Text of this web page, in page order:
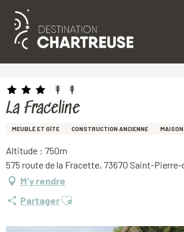
Aller
principal
La Fraceline
MEUBLÉ ET GÎTE CONSTRUCTION ANCIENNE MAISON
Altitude : 750m
575 route de la Fracette, 73670 Saint-
M'y rendre
PartagerAjouter aux favoris